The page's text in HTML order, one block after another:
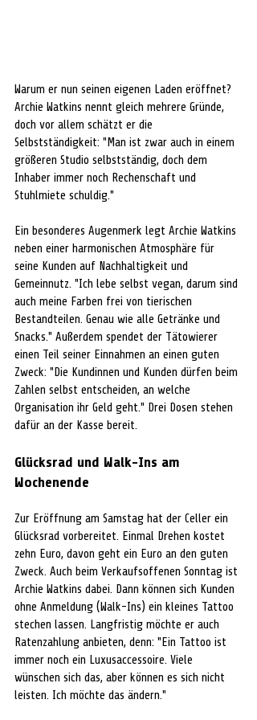
Warum er nun seinen eigenen Laden eröffnet?
Archie Watkins nennt gleich mehrere Gründe,
doch vor allem schätzt er die
Selbstständigkeit: "Man ist zwar auch in einem
größeren Studio selbstständig, doch dem
Inhaber immer noch Rechenschaft und
Stuhlmiete schuldig."
Ein besonderes Augenmerk legt Archie Watkins
neben einer harmonischen Atmosphäre für
seine Kunden auf Nachhaltigkeit und
Gemeinnutz. "Ich lebe selbst vegan, darum sind
auch meine Farben frei von tierischen
Bestandteilen. Genau wie alle Getränke und
Snacks." Außerdem spendet der Tätowierer
einen Teil seiner Einnahmen an einen guten
Zweck: "Die Kundinnen und Kunden dürfen beim
Zahlen selbst entscheiden, an welche
Organisation ihr Geld geht." Drei Dosen stehen
dafür an der Kasse bereit.
Glücksrad und Walk-Ins am
Wochenende
Zur Eröffnung am Samstag hat der Celler ein
Glücksrad vorbereitet. Einmal Drehen kostet
zehn Euro, davon geht ein Euro an den guten
Zweck. Auch beim Verkaufsoffenen Sonntag ist
Archie Watkins dabei. Dann können sich Kunden
ohne Anmeldung (Walk-Ins) ein kleines Tattoo
stechen lassen. Langfristig möchte er auch
Ratenzahlung anbieten, denn: "Ein Tattoo ist
immer noch ein Luxusaccessoire. Viele
wünschen sich das, aber können es sich nicht
leisten. Ich möchte das ändern."